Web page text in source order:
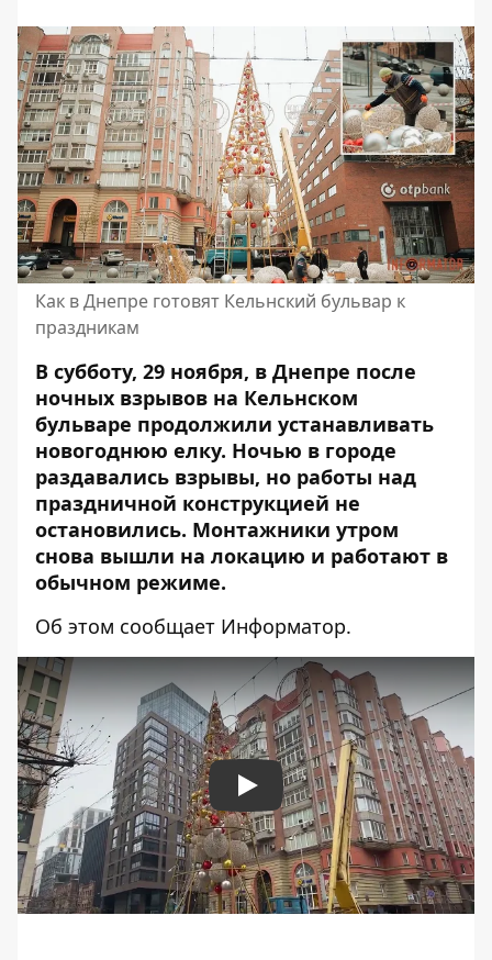
Как в Днепре готовят Кельнский бульвар к
праздникам
В субботу, 29 ноября, в Днепре после
ночных взрывов на Кельнском
бульваре продолжили устанавливать
новогоднюю елку. Ночью в городе
раздавались взрывы, но работы над
праздничной конструкцией не
остановились. Монтажники утром
снова вышли на локацию и работают в
обычном режиме.
Об этом сообщает Информатор.
Play